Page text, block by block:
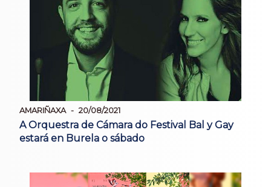
AMARIÑAXA 20/08/2021
A Orquestra de Cámara do Festival Bal y Gay
estará en Burela o sábado